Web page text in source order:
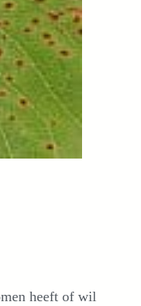
heeft of wil